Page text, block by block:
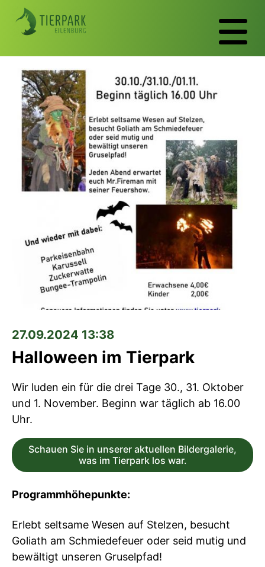
27.09.2024 13:38
Halloween im Tierpark
Wir luden ein für die drei Tage 30., 31. Oktober
und 1. November. Beginn war täglich ab 16.00
Uhr.
Schauen Sie in unserer aktuellen Bildergalerie,
was im Tierpark los war.
Programmhöhepunkte:
Erlebt seltsame Wesen auf Stelzen, besucht
Goliath am Schmiedefeuer oder seid mutig und
bewältigt unseren Gruselpfad!